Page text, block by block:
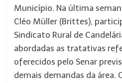
Município. Na última
Cléo Müller (Brittes),
Sindicato Rural de
abordadas as tratativas
oferecidos pelo Senar
demais demandas da área.